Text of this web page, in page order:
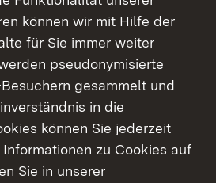
Für ihren
wünsche ich ihr alles
herzlich für unsere
sagte
Susanne Bay.
Bay betonte, dass das
können wir mit Hilfe der
für Sie immer weiter
pseudonymisierte
gesammelt und
in die
können Sie jederzeit
zu Cookies auf
Sie in unserer